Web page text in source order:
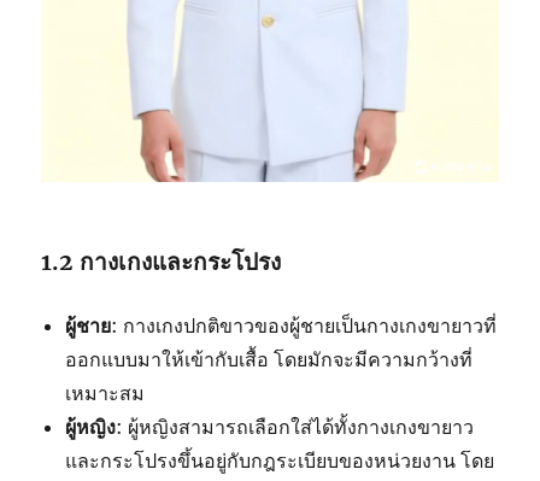
1.2 กางเกงและกระโปรง
ผู้ชาย: กางเกงปกติขาวของผู้ชายเป็นกางเกงขายาวที่
ออกแบบมาให้เข้ากับเสื้อ โดยมักจะมีความกว้างที่
เหมาะสม
ผู้หญิง: ผู้หญิงสามารถเลือกใส่ได้ทั้งกางเกงขายาว
และกระโปรงขึ้นอยู่กับกฎระเบียบของหน่วยงาน โดย